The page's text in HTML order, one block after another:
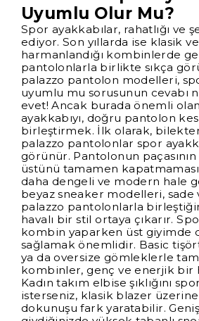
Uyumlu Olur Mu?
Spor ayakkabılar, rahatlığı ve
ediyor. Son yıllarda ise klasik
harmanlandığı kombinlerde
pantolonlarla birlikte sıkça
palazzo pantolon modelleri,
uyumlu mu sorusunun cevabı
evet! Ancak burada önemli
ayakkabıyı, doğru pantolon
birleştirmek. İlk olarak,
palazzo pantolonlar spor
görünür. Pantolonun paçasının
üstünü tamamen
daha dengeli ve modern hale
beyaz sneaker modelleri, sade
palazzo pantolonlarla
havalı bir stil ortaya çıkarır.
kombin yaparken üst giyimde
sağlamak önemlidir. Basic
ya da oversize gömleklerle
kombinler, genç ve enerjik bir
Kadın takım elbise şıklığını
isterseniz, klasik blazer
dokunuşu fark yaratabilir.